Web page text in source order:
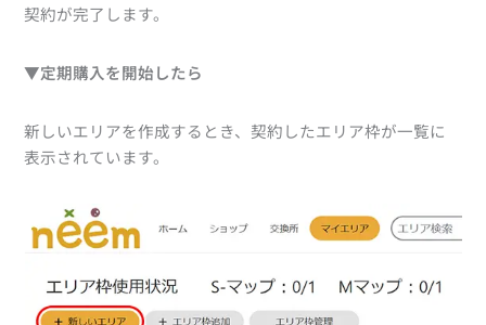
契約が完了します。
▼定期購入を開始したら
新しいエリアを作成するとき、契約したエリア枠が一覧に
表示されています。